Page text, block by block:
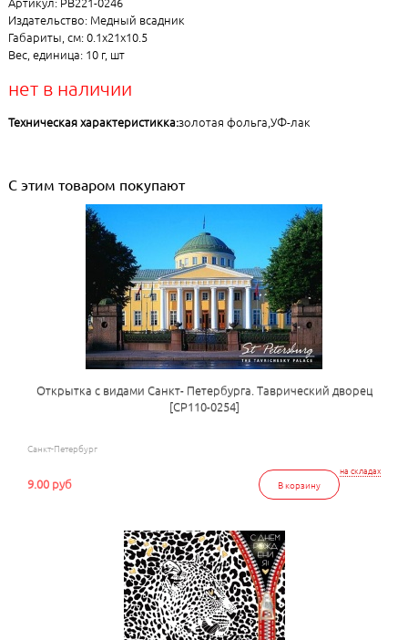
Издательство: Медный всадник
Габариты, см: 0.1x21x10.5
Вес, единица: 10 г, шт
нет в наличии
Техническая характеристикка:золотая фольга,УФ-лак
С этим товаром покупают
Открытка с видами Санкт- Петербурга. Таврический дворец
[СР110-0254]
Санкт-Петербург
на складах
В корзину
9.00 руб